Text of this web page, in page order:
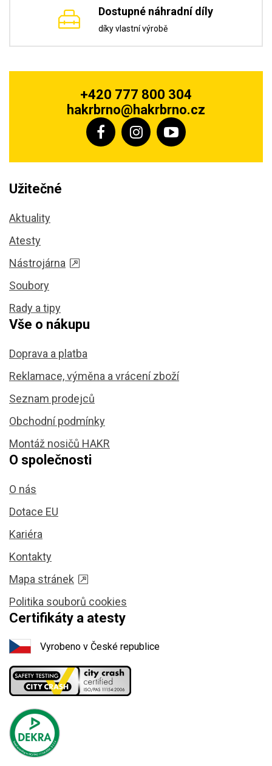
Dostupné náhradní díly
díky vlastní výrobě
+420 777 800 304
hakrbrno@hakrbrno.cz
Užitečné
Aktuality
Atesty
Nástrojárna
Soubory
Rady a tipy
Vše o nákupu
Doprava a platba
Reklamace, výměna a vrácení zboží
Seznam prodejců
Obchodní podmínky
Montáž nosičů HAKR
O společnosti
O nás
Dotace EU
Kariéra
Kontakty
Mapa stránek
Politika souborů cookies
Certifikáty a atesty
Vyrobeno v České republice